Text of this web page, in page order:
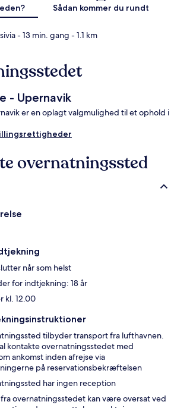
Sådan kommer du rundt
- 13 min. gang - 1.1 km
- Upernavik
er en oplagt valgmulighed til et ophold i
overnatningssted
når som helst
for indtjekning: 18 år
kl. 12.00
tilbyder transport fra lufthavnen.
kontakte overnatningsstedet med
ankomst inden afrejse via
på reservationsbekræftelsen
har ingen reception
overnatningsstedet kan være oversat ved